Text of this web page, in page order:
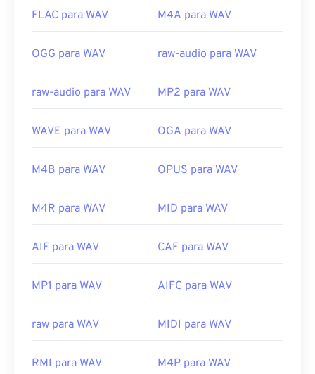
FLAC para WAV M4A para WAV
OGG para WAV raw-audio para WAV
raw-audio para WAV MP2 para WAV
WAVE para WAV OGA para WAV
M4B para WAV OPUS para WAV
M4R para WAV MID para WAV
AIF para WAV CAF para WAV
MP1 para WAV AIFC para WAV
raw para WAV MIDI para WAV
RMI para WAV M4P para WAV